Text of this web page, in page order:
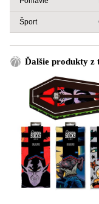
Šport
Ďalšie produkty z